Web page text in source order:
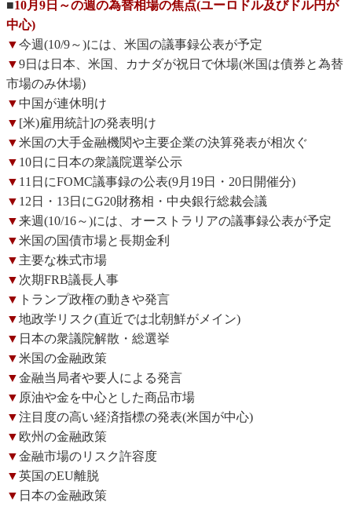
■10月9日～の週の為替相場の焦点(ユーロドル及びドル円が
中心)
▼今週(10/9～)には、米国の議事録公表が予定
▼9日は日本、米国、カナダが祝日で休場(米国は債券と為替
市場のみ休場)
▼ 中国が連休明け
▼ [米)雇用統計]の発表明け
▼米国の大手金融機関や主要企業の決算発表が相次ぐ
▼ 10日に日本の衆議院選挙公示
▼ 11日にFOMC議事録の公表(9月19日・20日開催分)
▼ 12日・13日にG20財務相・中央銀行総裁会議
▼来週(10/16～)には、オーストラリアの議事録公表が予定
▼米国の国債市場と長期金利
▼ 主要な株式市場
▼ 次期FRB議長人事
▼ トランプ政権の動きや発言
▼地政学リスク(直近では北朝鮮がメイン)
▼ 日本の衆議院解散・総選挙
▼米国の金融政策
▼金融当局者や要人による発言
▼ 原油や金を中心とした商品市場
▼注目度の高い経済指標の発表(米国が中心)
▼ 欧州の金融政策
▼金融市場のリスク許容度
▼英国のEU離脱
▼ 日本の金融政策